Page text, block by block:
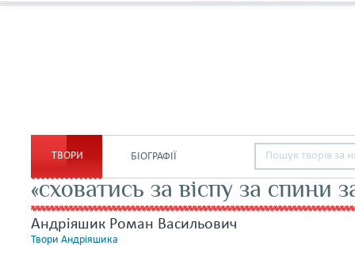
ТВОРИ БІОГРАФІЇ
«сховатись за віспу за спини
Андріяшик Роман Васильович
Твори Андріяшика